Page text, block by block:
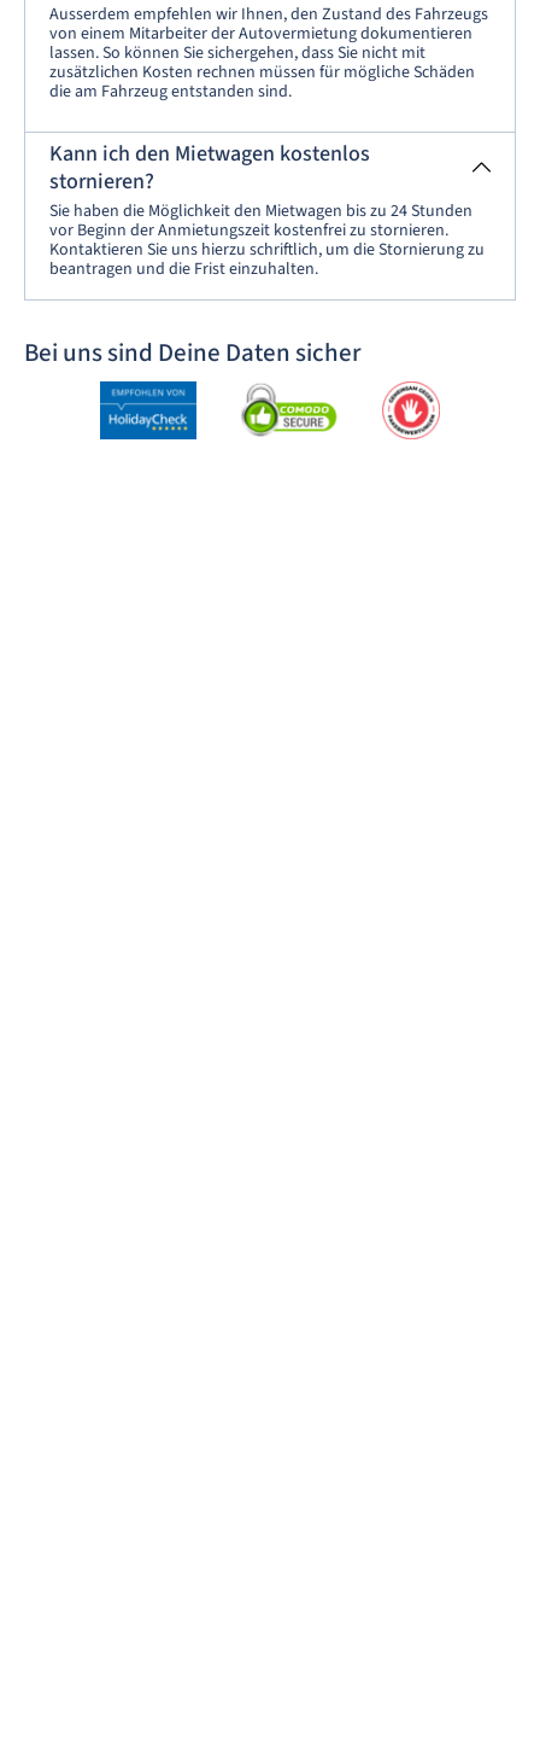
Ausserdem empfehlen wir Ihnen, den Zustand des Fahrzeugs
von einem Mitarbeiter der Autovermietung dokumentieren
lassen. So können Sie sichergehen, dass Sie nicht mit
zusätzlichen Kosten rechnen müssen für mögliche Schäden
die am Fahrzeug entstanden sind.
Kann ich den Mietwagen kostenlos
stornieren?
Sie haben die Möglichkeit den Mietwagen bis zu 24 Stunden
vor Beginn der Anmietungszeit kostenfrei zu stornieren.
Kontaktieren Sie uns hierzu schriftlich, um die Stornierung zu
beantragen und die Frist einzuhalten.
Bei uns sind Deine Daten sicher